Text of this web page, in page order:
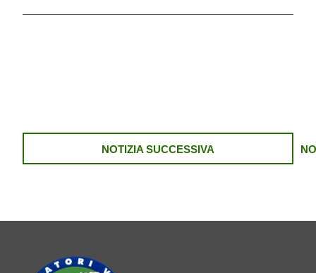
NOTIZIA SUCCESSIVA